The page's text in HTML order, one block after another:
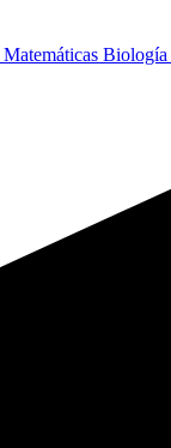
Matemáticas Biología